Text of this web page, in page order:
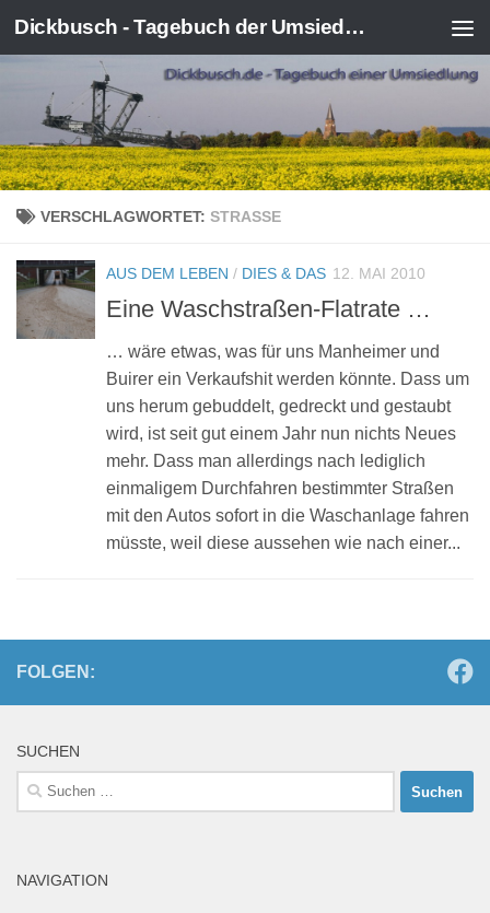
Zum Inhalt springen Dickbusch - Tagebuch der Umsiedlung von Kerpen-Manheim
VERSCHLAGWORTET: STRASSE
AUS DEM LEBEN / DIES & DAS 12. MAI 2010
Eine Waschstraßen-Flatrate …
… wäre etwas, was für uns Manheimer und
Buirer ein Verkaufshit werden könnte. Dass um
uns herum gebuddelt, gedreckt und gestaubt
wird, ist seit gut einem Jahr nun nichts Neues
mehr. Dass man allerdings nach lediglich
einmaligem Durchfahren bestimmter Straßen
mit den Autos sofort in die Waschanlage fahren
müsste, weil diese aussehen wie nach einer...
FOLGEN:
SUCHEN
Suchen
nach:
NAVIGATION